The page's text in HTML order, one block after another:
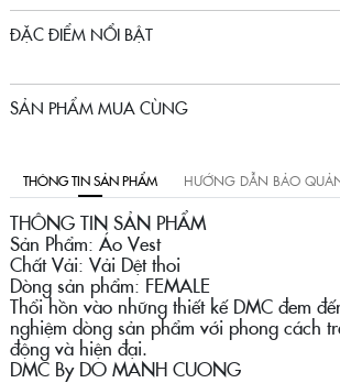
ĐẶC ĐIỂM NỔI BẬT
SẢN PHẨM MUA CÙNG
THÔNG TIN SẢN PHẨM HƯỚNG DẪN BẢO
THÔNG TIN SẢN PHẨM
Sản Phẩm: Áo Vest
Chất Vải: Vải Dệt thoi
Dòng sản phẩm: FEMALE
Thổi hồn vào những thiết kế DMC đem
nghiệm dòng sản phẩm với phong cách
động và hiện đại.
DMC By DO MANH CUONG